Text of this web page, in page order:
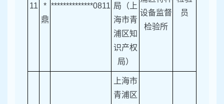
11
*
鼎
**************0811 局（上
海市青
浦区知
识产权
局）
设备监督
检验所
员
上海市
青浦区